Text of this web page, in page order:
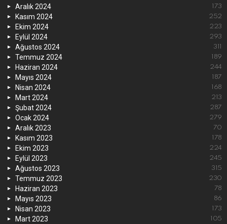
Aralık 2024 173
Kasım 2024 252
Ekim 2024 223
Eylül 2024 293
Ağustos 2024 311
Temmuz 2024 189
Haziran 2024 244
Mayıs 2024 187
Nisan 2024 168
Mart 2024 213
Şubat 2024 287
Ocak 2024 279
Aralık 2023 70
Kasım 2023 178
Ekim 2023 224
Eylül 2023 245
Ağustos 2023 315
Temmuz 2023 230
Haziran 2023 78
Mayıs 2023 86
Nisan 2023 173
Mart 2023 105